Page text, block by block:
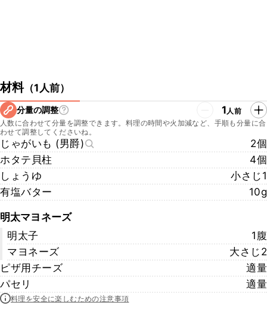
材料（1人前）
分量の調整 1人前
人数に合わせて分量を調整できます。料理の時間や火加減など、手順も分量に合
わせて調整してくださいね。
じゃがいも (男爵)
2個
ホタテ貝柱
4個
しょうゆ
小さじ1
有塩バター
10g
明太マヨネーズ
明太子
1腹
マヨネーズ
大さじ2
ピザ用チーズ
適量
パセリ
適量
料理を安全に楽しむための注意事項